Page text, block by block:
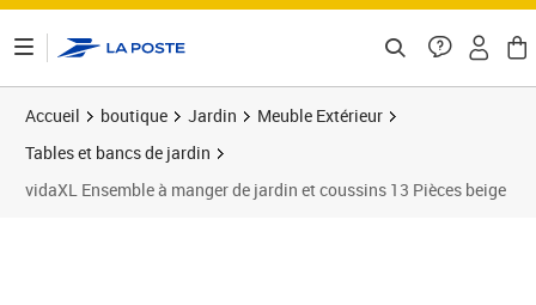
Accueil boutique Jardin
Meuble Extérieur
Tables et bancs de jardin
vidaXL Ensemble à manger de jardin et coussins 13 Pièces beige